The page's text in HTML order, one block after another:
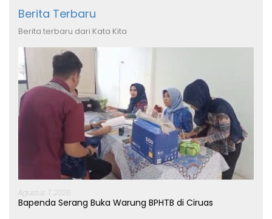
Berita Terbaru
Berita terbaru dari Kata Kita
Agustus 7, 2026
Bapenda Serang Buka Warung BPHTB di Ciruas